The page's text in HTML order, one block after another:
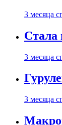
3 месяца
Стала
3 месяца
3 месяца